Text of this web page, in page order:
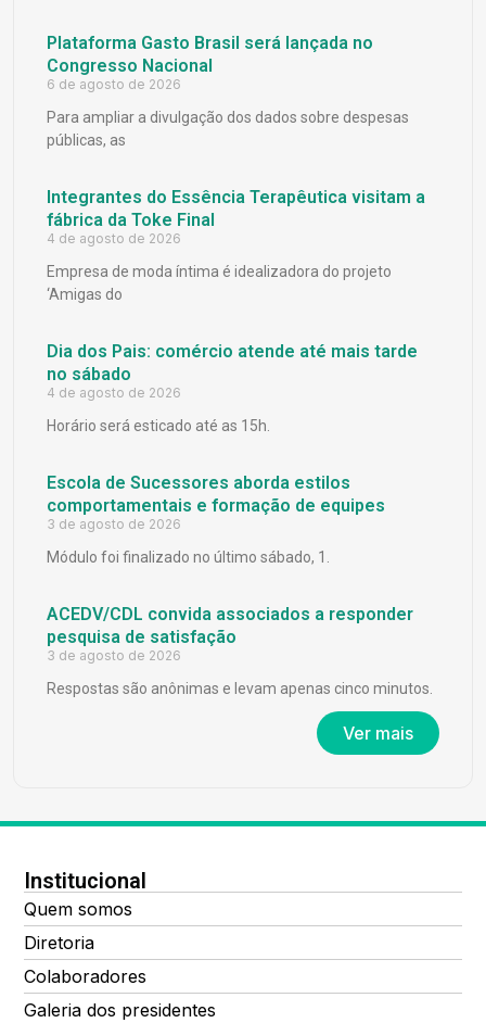
Plataforma Gasto Brasil será lançada no
Congresso Nacional
6 de agosto de 2026
Para ampliar a divulgação dos dados sobre despesas
públicas, as
Integrantes do Essência Terapêutica visitam a
fábrica da Toke Final
4 de agosto de 2026
Empresa de moda íntima é idealizadora do projeto
‘Amigas do
Dia dos Pais: comércio atende até mais tarde
no sábado
4 de agosto de 2026
Horário será esticado até as 15h.
Escola de Sucessores aborda estilos
comportamentais e formação de equipes
3 de agosto de 2026
Módulo foi finalizado no último sábado, 1.
ACEDV/CDL convida associados a responder
pesquisa de satisfação
3 de agosto de 2026
Respostas são anônimas e levam apenas cinco minutos.
Ver mais
Institucional
Quem somos
Diretoria
Colaboradores
Galeria dos presidentes